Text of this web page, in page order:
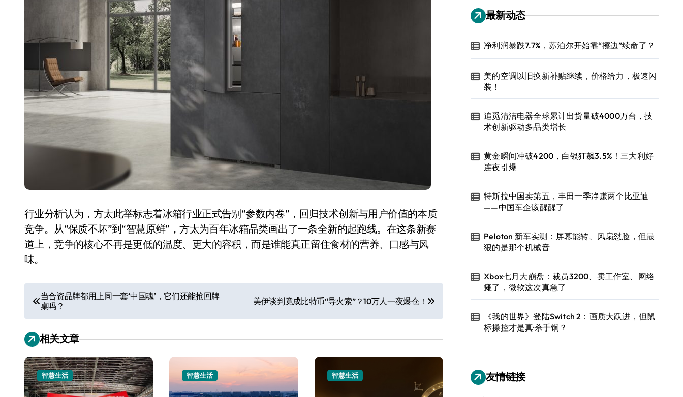
行业分析认为，方太此举标志着冰箱行业正式告别“参数内卷”，回归技术创新与用户价值的本质
竞争。从“保质不坏”到“智慧原鲜”，方太为百年冰箱品类画出了一条全新的起跑线。在这条新赛
道上，竞争的核心不再是更低的温度、更大的容积，而是谁能真正留住食材的营养、口感与风
味。
文
章
导
航
当合资品牌都用上同一套‘中国魂’，它们还能抢回牌
桌吗？
美伊谈判竟成比特币“导火索”？10万人一夜爆仓！
相关文章
智慧生活 智慧生活 智慧生活
最新动态
净利润暴跌7.7%，苏泊尔开始靠“擦边”续命了？
美的空调以旧换新补贴继续，价格给力，极速闪
装！
追觅清洁电器全球累计出货量破4000万台，技
术创新驱动多品类增长
黄金瞬间冲破4200，白银狂飙3.5%！三大利好
连夜引爆
特斯拉中国卖第五，丰田一季净赚两个比亚迪
——中国车企该醒醒了
Peloton 新车实测：屏幕能转、风扇怼脸，但最
狠的是那个机械音
Xbox七月大崩盘：裁员3200、卖工作室、网络
瘫了，微软这次真急了
《我的世界》登陆Switch 2：画质大跃进，但鼠
标操控才是真·杀手锏？
友情链接